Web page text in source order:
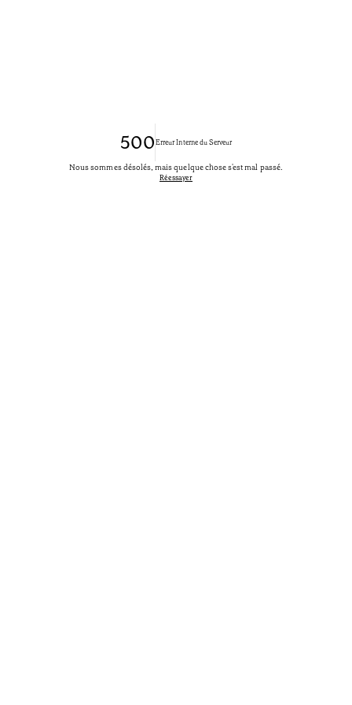
500Erreur Interne du Serveur
Nous sommes désolés, mais quelque chose s'est mal passé.
Réessayer